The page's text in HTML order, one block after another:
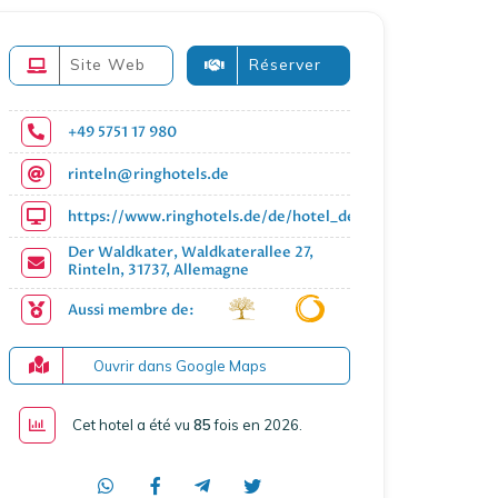
Site Web Réserver
+49 5751 17 980
rinteln@ringhotels.de
https://www.ringhotels.de/de/hotel_detail/ringhotel-
Der Waldkater, Waldkaterallee 27,
Rinteln, 31737, Allemagne
Aussi membre de:
Ouvrir dans Google Maps
Cet hotel a été vu 85fois en 2026